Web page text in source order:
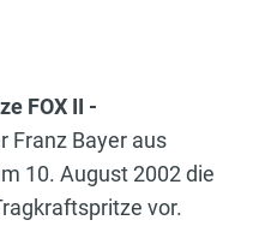
FOX II -
Franz Bayer aus
10. August 2002 die
vor.